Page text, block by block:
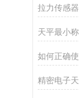
拉力传感
天平最小
如何正确
精密电子